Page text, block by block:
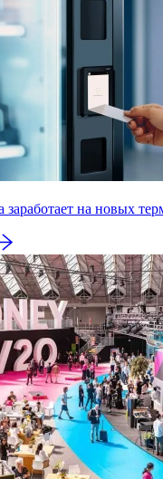
на новых